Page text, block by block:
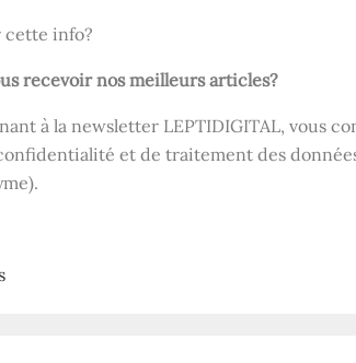
cette info?
recevoir nos meilleurs articles?
à la newsletter LEPTIDIGITAL, vous
et de traitement des